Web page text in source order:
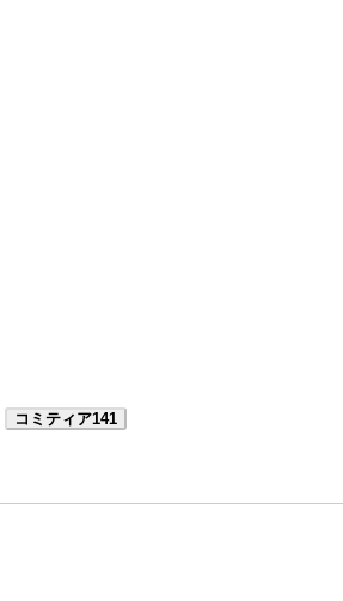
コミティア141